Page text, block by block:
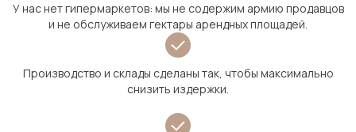
У нас нет гипермаркетов: мы не содержим армию продавцов
и не обслуживаем гектары арендных площадей.
Производство и склады сделаны так, чтобы максимально
снизить издержки.